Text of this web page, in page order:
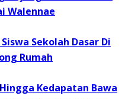
Walennae
Sekolah Dasar Di
Rumah
Kedapatan Bawa